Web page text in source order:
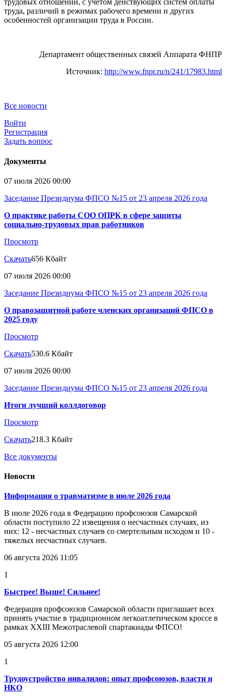
трудовых отношений, с учетом действующих систем оплаты
труда, различий в режимах рабочего времени и других
особенностей организации труда в России.
Департамент общественных связей Аппарата ФНПР
Источник: http://www.fnpr.ru/n/241/17983.html
Все новости
Войти
Регистрация
Задать вопрос
Документы
07 июля 2026 00:00
Заседание Президиума ФПСО №15 от 23 апреля 2026 года
О практике работы СОО ОПРК в сфере защиты
социально-трудовых прав работников
Просмотр
Скачать656 Кбайт
07 июля 2026 00:00
Заседание Президиума ФПСО №15 от 23 апреля 2026 года
О правозащитной работе членских организаций ФПСО в
2025 году
Просмотр
Скачать530.6 Кбайт
07 июля 2026 00:00
Заседание Президиума ФПСО №15 от 23 апреля 2026 года
Итоги лучший коллдоговор
Просмотр
Скачать218.3 Кбайт
Все документы
Новости
Информация о травматизме в июле 2026 года
В июле 2026 года в Федерацию профсоюзов Самарской
области поступило 22 извещения о несчастных случаях, из
них: 12 - несчастных случаев со смертельным исходом и 10 -
тяжелых несчастных случаев.
06 августа 2026 11:05
1
Быстрее! Выше! Сильнее!
Федерация профсоюзов Самарской области приглашает всех
принять участие в традиционном легкоатлетическом кроссе в
рамках XXIII Межотраслевой спартакиады ФПСО!
05 августа 2026 12:00
1
Трудоустройство инвалидов: опыт профсоюзов, власти и
НКО